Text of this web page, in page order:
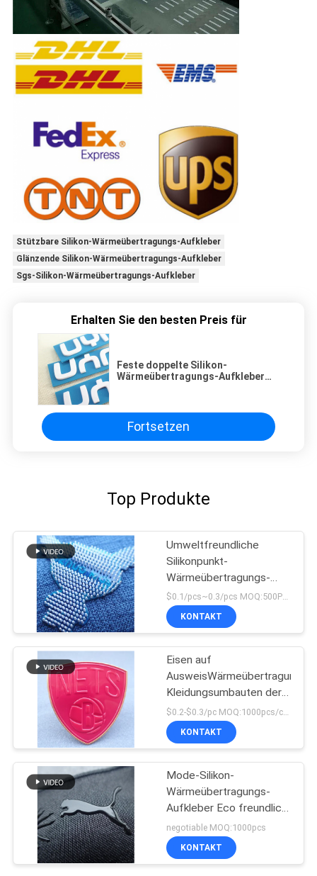
Stützbare Silikon-Wärmeübertragungs-Aufkleber
Glänzende Silikon-Wärmeübertragungs-Aufkleber
Sgs-Silikon-Wärmeübertragungs-Aufkleber
Erhalten Sie den besten Preis für
Feste doppelte Silikon-
Wärmeübertragungs-Aufkleber
Fortsetzen
Top Produkte
Umweltfreundliche
Silikonpunkt-
Wärmeübertragungs-
Kleideraufkleber
$0.1/pcs~0.3/pcs MOQ:500PCS
KONTAKT
Eisen auf
AusweisWärmeübertragungs-
Kleidungsumbauten der
Kleidungs-Flecken
prägeartigen TPU
$0.2-$0.3/pc MOQ:1000pcs/color
KONTAKT
Mode-Silikon-
Wärmeübertragungs-
Aufkleber Eco freundlich
für Sport-Kleid
negotiable MOQ:1000pcs
KONTAKT